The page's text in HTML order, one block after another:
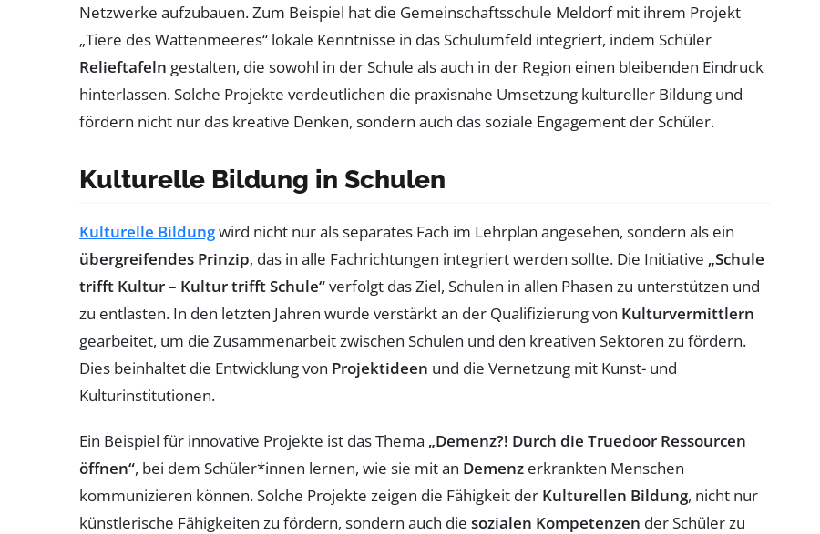
Netzwerke aufzubauen. Zum Beispiel hat die Gemeinschaftsschule Meldorf mit ihrem Projekt
„Tiere des Wattenmeeres“ lokale Kenntnisse in das Schulumfeld integriert, indem Schüler
Relieftafeln gestalten, die sowohl in der Schule als auch in der Region einen bleibenden Eindruck
hinterlassen. Solche Projekte verdeutlichen die praxisnahe Umsetzung kultureller Bildung und
fördern nicht nur das kreative Denken, sondern auch das soziale Engagement der Schüler.
Kulturelle Bildung in Schulen
Kulturelle Bildungwird nicht nur als separates Fach im Lehrplan angesehen, sondern als ein
übergreifendes Prinzip, das in alle Fachrichtungen integriert werden sollte. Die Initiative „Schule
trifft Kultur – Kultur trifft Schule“verfolgt das Ziel, Schulen in allen Phasen zu unterstützen und
zu entlasten. In den letzten Jahren wurde verstärkt an der Qualifizierung von Kulturvermittlern
gearbeitet, um die Zusammenarbeit zwischen Schulen und den kreativen Sektoren zu fördern.
Dies beinhaltet die Entwicklung von Projektideen und die Vernetzung mit Kunst- und
Kulturinstitutionen.
Ein Beispiel für innovative Projekte ist das Thema „Demenz?! Durch die Truedoor Ressourcen
öffnen“, bei dem Schüler*innen lernen, wie sie mit an Demenz erkrankten Menschen
kommunizieren können. Solche Projekte zeigen die Fähigkeit der Kulturellen Bildung, nicht nur
künstlerische Fähigkeiten zu fördern, sondern auch die sozialen Kompetenzen der Schüler zu